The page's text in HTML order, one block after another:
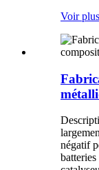
Voir
négatif